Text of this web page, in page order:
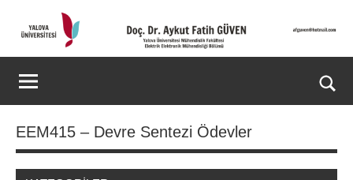
Doç.
Dr.
Aykut
Fatih
Web
Sitesi
aç/
EEM415 – Devre Sentezi Ödevler